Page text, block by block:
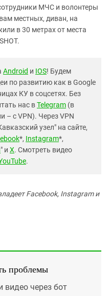
МЧС и волонтеры
местных, диван, на
в 30 метрах от места
Android и IOS! Будем
по развитию как в Google
КУ в соцсетях. Без
нас вTelegram (в
– с VPN). Через VPN
узел" на сайте,
*, Instagram*,
" и X. Смотреть видео
.
Facebook, Instagram и
проблемы
видео через бот